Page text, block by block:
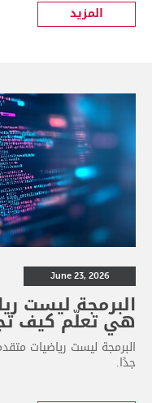
المزيد
June 23, 2026
البرمجة ليست
هي تعلّم كيف
البرمجة ليست رياضيات
جدًا.